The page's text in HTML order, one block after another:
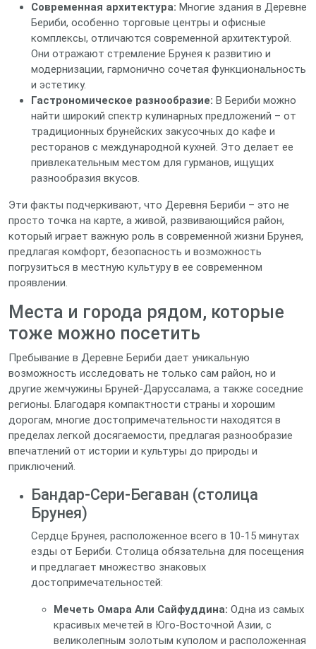
Современная архитектура: Многие здания в Деревне
Бериби, особенно торговые центры и офисные
комплексы, отличаются современной архитектурой.
Они отражают стремление Брунея к развитию и
модернизации, гармонично сочетая функциональность
и эстетику.
Гастрономическое разнообразие: В Бериби можно
найти широкий спектр кулинарных предложений – от
традиционных брунейских закусочных до кафе и
ресторанов с международной кухней. Это делает ее
привлекательным местом для гурманов, ищущих
разнообразия вкусов.
Эти факты подчеркивают, что Деревня Бериби – это не
просто точка на карте, а живой, развивающийся район,
который играет важную роль в современной жизни Брунея,
предлагая комфорт, безопасность и возможность
погрузиться в местную культуру в ее современном
проявлении.
Места и города рядом, которые
тоже можно посетить
Пребывание в Деревне Бериби дает уникальную
возможность исследовать не только сам район, но и
другие жемчужины Бруней-Даруссалама, а также соседние
регионы. Благодаря компактности страны и хорошим
дорогам, многие достопримечательности находятся в
пределах легкой досягаемости, предлагая разнообразие
впечатлений от истории и культуры до природы и
приключений.
Бандар-Сери-Бегаван (столица
Брунея)
Сердце Брунея, расположенное всего в 10-15 минутах
езды от Бериби. Столица обязательна для посещения
и предлагает множество знаковых
достопримечательностей:
Мечеть Омара Али Сайфуддина: Одна из самых
красивых мечетей в Юго-Восточной Азии, с
великолепным золотым куполом и расположенная